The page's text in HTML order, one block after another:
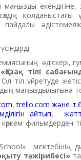
екендігіне,
қолданыстағы
әдіскері,
«Қазақ тілі
Ол тіл үйретуде
маңыздылығына
,trello.com және
айтып,
фильмдерден
мектебінің
тәжірибесі»